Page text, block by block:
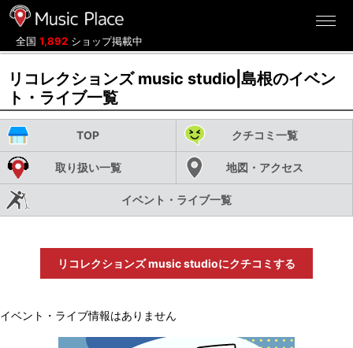
全国 1,892 ショップ掲載中
リコレクションズ music studio|島根のイベン
ト・ライブ一覧
TOP クチコミ一覧
取り扱い一覧 地図・アクセス
イベント・ライブ一覧
リコレクションズ music studioにクチコミする
イベント・ライブ情報はありません